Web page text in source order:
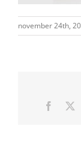
november 24th,